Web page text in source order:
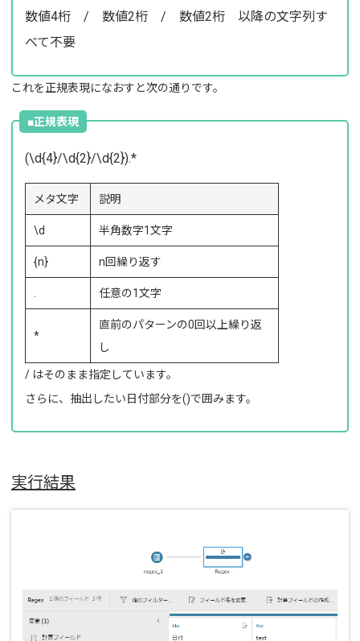
数値4桁 / 数値2桁 / 数値2桁 以降の文字列す
べて不要
これを正規表現になおすと次の通りです。
■正規表現
(\d{4}/\d{2}/\d{2}).*
メタ文字 説明
\d 半角数字1文字
{n} n回繰り返す
. 任意の1文字
*
直前のパターンの0回以上繰り返
し
/ はそのまま指定しています。
さらに、抽出したい日付部分を()で囲みます。
実行結果